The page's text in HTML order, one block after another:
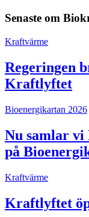
Senaste om
Kraftvärme
Regeringen
Kraftlyftet
Bioenergikartan 2026
Nu samlar vi
på
Kraftvärme
Kraftlyftet